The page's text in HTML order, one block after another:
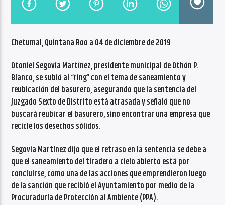
Radio VoxQR
Chetumal, Quintana Roo a 04 de diciembre de 2019
Otoniel Segovia Martínez, presidente municipal de Othón P.
Blanco, se subió al “ring” con el tema de saneamiento y
reubicación del basurero, asegurando que la sentencia del
Juzgado Sexto de Distrito está atrasada y señaló que no
buscará reubicar el basurero, sino encontrar una empresa que
recicle los desechos sólidos.
Segovia Martínez dijo que el retraso en la sentencia se debe a
que el saneamiento del tiradero a cielo abierto está por
concluirse, como una de las acciones que emprendieron luego
de la sanción que recibió el Ayuntamiento por medio de la
Procuraduría de Protección al Ambiente (PPA).